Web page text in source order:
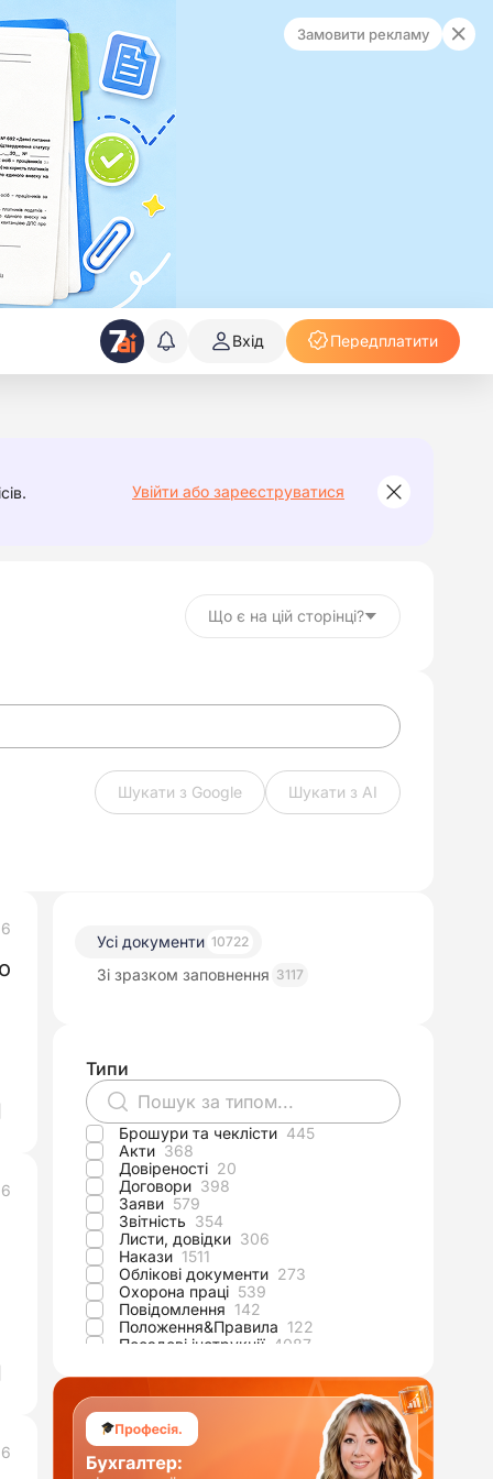
Замовити рекламу
Вхід Передплатити
Увійти або зареєструватися
Що є на цій сторінці?
Шукати з Google Шукати з АІ
Усі документи 10722
Зі зразком заповнення 3117
Типи
Брошури та чеклісти 445
Акти 368
Довіреності 20
Договори 398
Заяви 579
Звітність 354
Листи, довідки 306
Накази 1511
Облікові документи 273
Охорона праці 539
Повідомлення 142
Положення&Правила 122
Посадові інструкції
4087
ФОП-документи 261
Інше 634
Професійні стандарти